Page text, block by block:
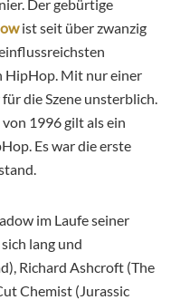
Der gebürtige
ist seit über zwanzig
HipHop. Mit nur einer
die Szene unsterblich.
von 1996 gilt als ein
Es war die erste
im Laufe seiner
lang und
Richard Ashcroft (The
Chemist (Jurassic